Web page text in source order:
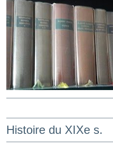
Histoire du XIXe s.